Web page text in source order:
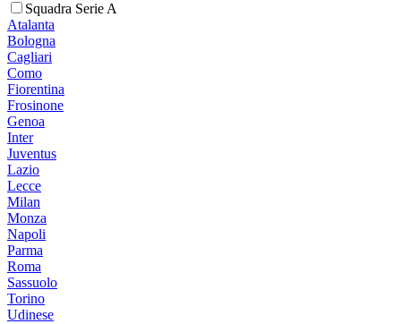
Squadra Serie A
Atalanta
Bologna
Cagliari
Como
Fiorentina
Frosinone
Genoa
Inter
Juventus
Lazio
Lecce
Milan
Monza
Napoli
Parma
Roma
Sassuolo
Torino
Udinese